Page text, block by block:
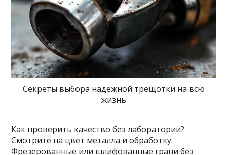
Секреты выбора надежной трещотки на всю
жизнь
Как проверить качество без лаборатории?
Смотрите на цвет металла и обработку.
Фрезерованные или шлифованные грани без